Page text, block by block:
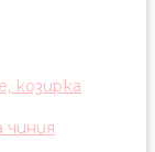
козирка